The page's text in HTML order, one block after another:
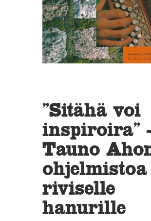
”Sitähä voi
inspiroira”
Tauno
ohjelmistoa
riviselle
hanurille